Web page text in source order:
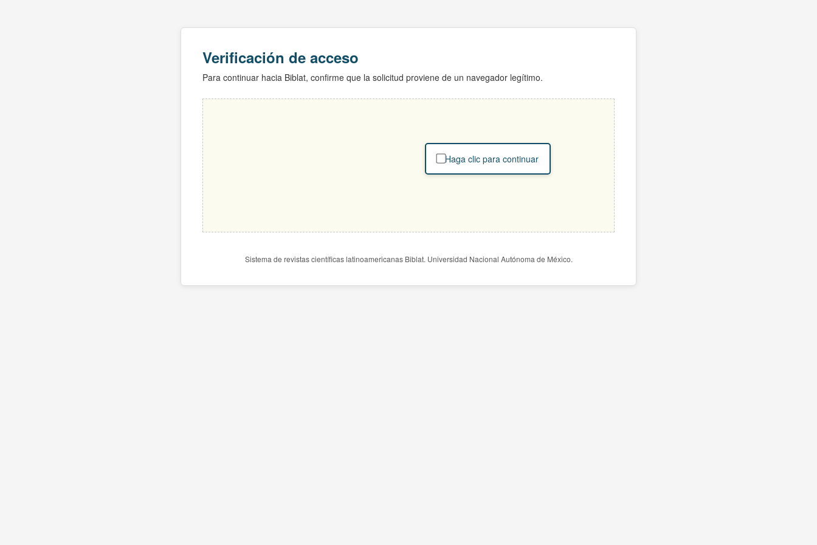
Verificación de acceso
Para continuar hacia Biblat, confirme que la solicitud proviene de un navegador legítimo.
Haga clic para continuar
Sistema de revistas científicas latinoamericanas Biblat. Universidad Nacional Autónoma de México.